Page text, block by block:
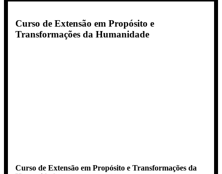
Curso de Extensão em Propósito e
Transformações da Humanidade
Curso de Extensão em Propósito e Transformações da